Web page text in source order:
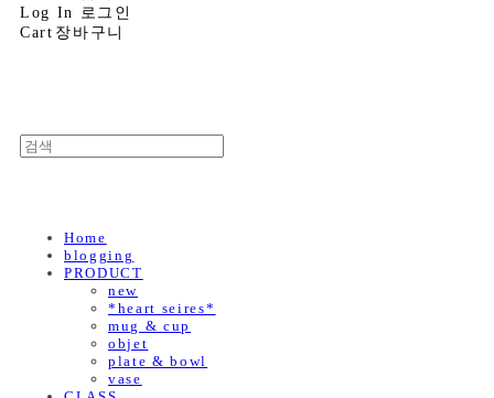
Log In 로그인
Cart 장바구니
Home
blogging
PRODUCT
new
*heart seires*
mug & cup
objet
plate & bowl
vase